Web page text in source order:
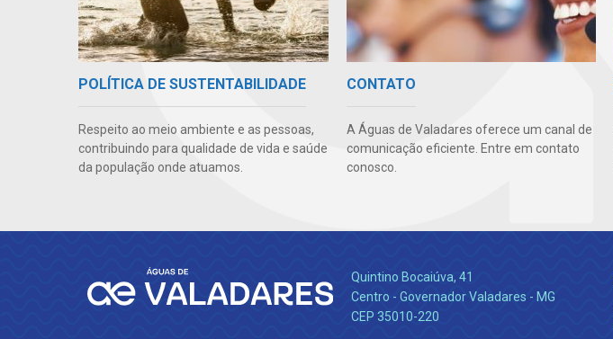
POLÍTICA DE SUSTENTABILIDADE
Respeito ao meio ambiente e as pessoas,
contribuindo para qualidade de vida e saúde
da população onde atuamos.
CONTATO
A Águas de Valadares oferece um canal de
comunicação eficiente. Entre em contato
conosco.
Quintino Bocaiúva, 41
Centro - Governador Valadares - MG
CEP 35010-220